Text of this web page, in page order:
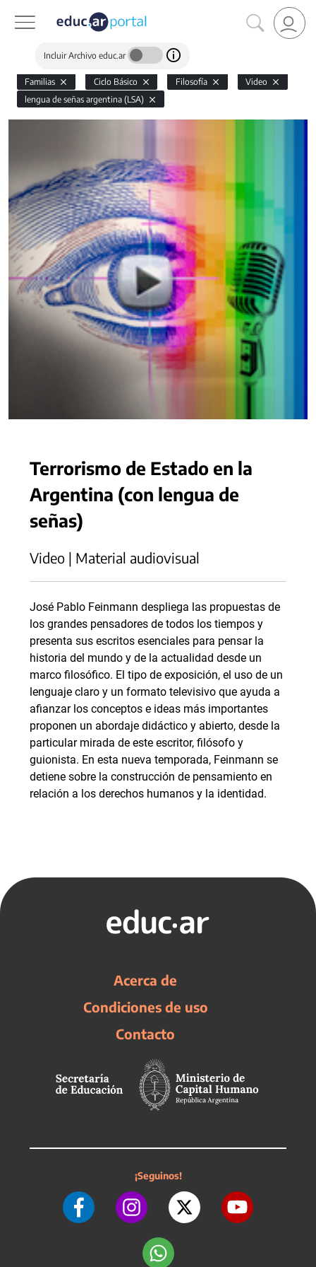
Incluir Archivo educ.ar
Familias Ciclo Básico Filosofía
Video
lengua de señas argentina (LSA)
Terrorismo de Estado en la
Argentina (con lengua de
señas)
Video | Material audiovisual
José Pablo Feinmann despliega las propuestas de
los grandes pensadores de todos los tiempos y
presenta sus escritos esenciales para pensar la
historia del mundo y de la actualidad desde un
marco filosófico. El tipo de exposición, el uso de un
lenguaje claro y un formato televisivo que ayuda a
afianzar los conceptos e ideas más importantes
proponen un abordaje didáctico y abierto, desde la
particular mirada de este escritor, filósofo y
guionista. En esta nueva temporada, Feinmann se
detiene sobre la construcción de pensamiento en
relación a los derechos humanos y la identidad.
Acerca de
Condiciones de uso
Contacto
¡Seguinos!